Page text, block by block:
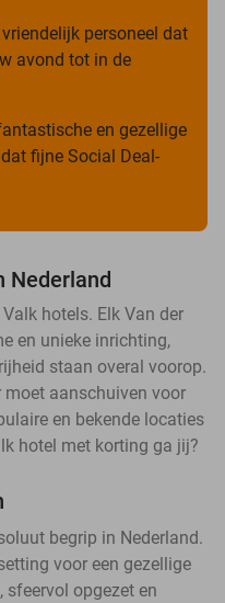
vriendelijk personeel dat
avond tot in de
en gezellige
fijne Social Deal-
Nederland
hotels. Elk Van der
en unieke inrichting,
staan overal voorop.
moet aanschuiven voor
en bekende locaties
hotel met korting ga jij?
begrip in Nederland.
voor een gezellige
opgezet en